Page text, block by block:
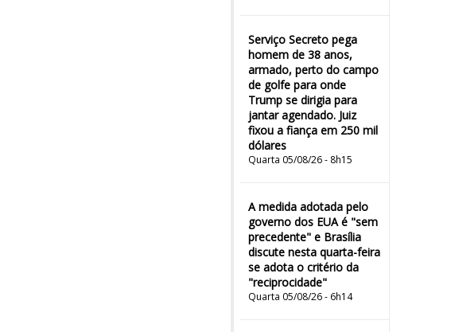
Serviço Secreto pega
homem de 38 anos,
armado, perto do campo
de golfe para onde
Trump se dirigia para
jantar agendado. Juiz
fixou a fiança em 250 mil
dólares
Quarta 05/08/26 - 8h15
A medida adotada pelo
governo dos EUA é "sem
precedente" e Brasília
discute nesta quarta-feira
se adota o critério da
"reciprocidade"
Quarta 05/08/26 - 6h14